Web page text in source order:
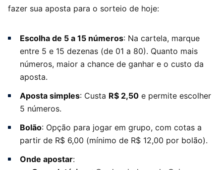
fazer sua aposta para o sorteio de hoje:
Escolha de 5 a 15 números: Na cartela, marque
entre 5 e 15 dezenas (de 01 a 80). Quanto mais
números, maior a chance de ganhar e o custo da
aposta.
Aposta simples: Custa R$ 2,50 e permite escolher
5 números.
Bolão: Opção para jogar em grupo, com cotas a
partir de R$ 6,00 (mínimo de R$ 12,00 por bolão).
Onde apostar: